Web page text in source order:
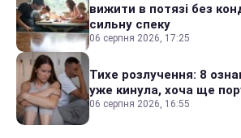
вижити в потязі без
сильну спеку
06 серпня 2026, 17:25
Тихе розлучення: 8
уже кинула, хоча ще
06 серпня 2026, 16:55